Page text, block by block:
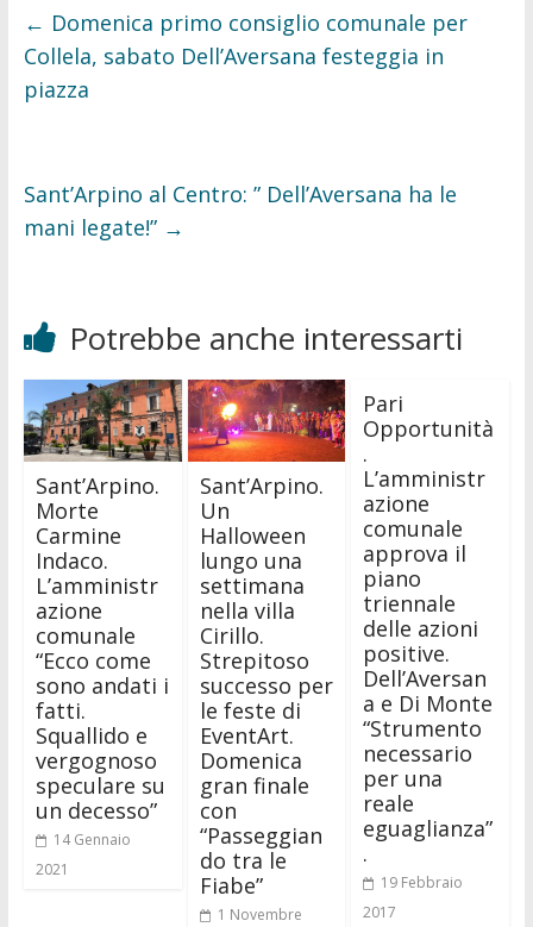
o
k
r
← Domenica primo consiglio comunale per
Collela, sabato Dell’Aversana festeggia in
piazza
Sant’Arpino al Centro: ” Dell’Aversana ha le
mani legate!” →
Potrebbe anche interessarti
Sant’Arpino.
Morte
Carmine
Indaco.
L’amministr
azione
comunale
“Ecco come
sono andati i
fatti.
Squallido e
vergognoso
speculare su
un decesso”
14 Gennaio
2021
Sant’Arpino.
Un
Halloween
lungo una
settimana
nella villa
Cirillo.
Strepitoso
successo per
le feste di
EventArt.
Domenica
gran finale
con
“Passeggian
do tra le
Fiabe”
1 Novembre
Pari
Opportunità
.
L’amministr
azione
comunale
approva il
piano
triennale
delle azioni
positive.
Dell’Aversan
a e Di Monte
“Strumento
necessario
per una
reale
eguaglianza”
.
19 Febbraio
2017